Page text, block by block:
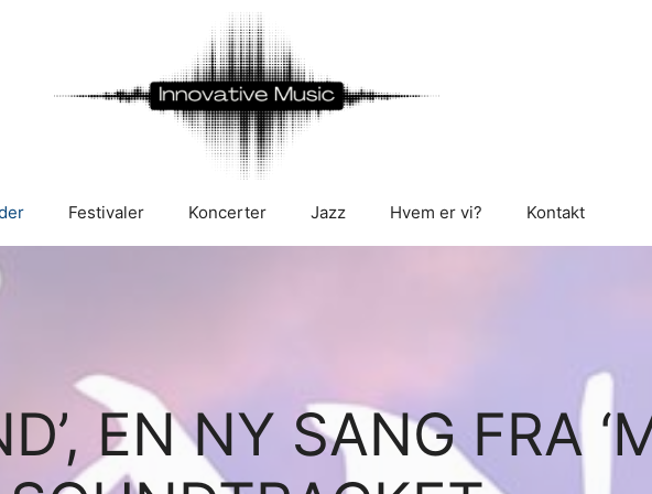
Festivaler Koncerter Jazz Hvem er vi? Kontakt
EN NY SANG FRA